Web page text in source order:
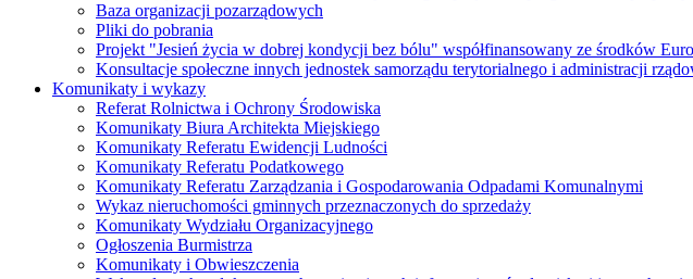
Baza organizacji pozarządowych
Pliki do pobrania
Projekt "Jesień życia w dobrej kondycji bez bólu" współfinansowany ze środków
Konsultacje społeczne innych jednostek samorządu terytorialnego i administracji
Komunikaty i wykazy
Referat Rolnictwa i Ochrony Środowiska
Komunikaty Biura Architekta Miejskiego
Komunikaty Referatu Ewidencji Ludności
Komunikaty Referatu Podatkowego
Komunikaty Referatu Zarządzania i Gospodarowania Odpadami Komunalnymi
Wykaz nieruchomości gminnych przeznaczonych do sprzedaży
Komunikaty Wydziału Organizacyjnego
Ogłoszenia Burmistrza
Komunikaty i Obwieszczenia